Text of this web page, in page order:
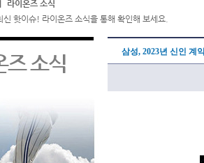
라이온즈 소식
신 핫이슈! 라이온즈 소식을 통해 확인해 보세요.
즈 소식 삼성, 2023년 신인 계